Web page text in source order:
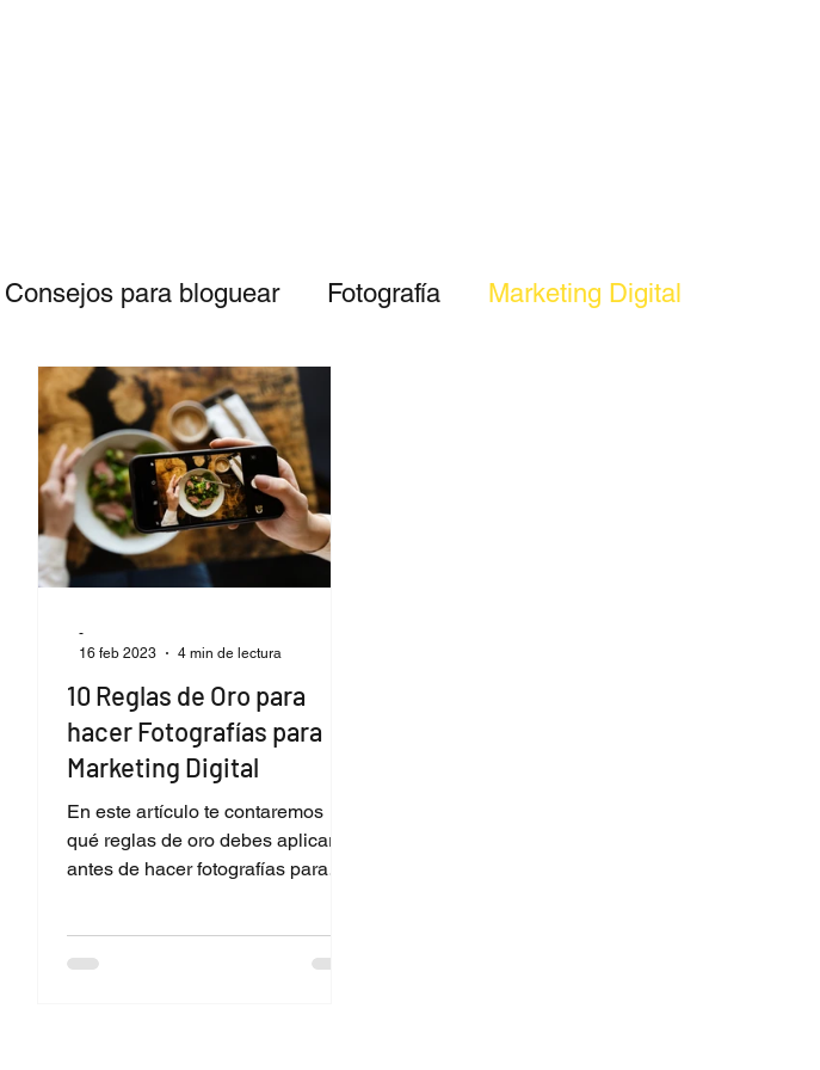
Consejos para bloguear Fotografía Marketing Digital
10 Reglas de Oro para
hacer Fotografías para
Marketing Digital
En este artículo te contaremos
qué reglas de oro debes aplicar
antes de hacer fotografías para
-
16 feb 2023
4 min de lectura